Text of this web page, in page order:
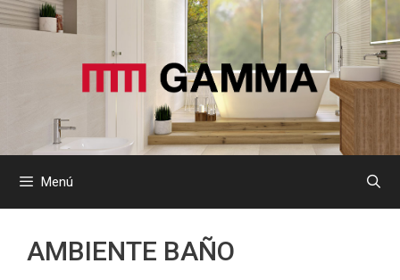
Saltar
al
Menú
AMBIENTE BAÑO